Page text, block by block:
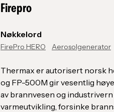
Firepro
Nøkkelord
FirePro HERO Aerosolgenerator
Thermax er autorisert norsk
og FP-500M gir vesentlig
av brannvesen og
varmeutvikling, forsinke